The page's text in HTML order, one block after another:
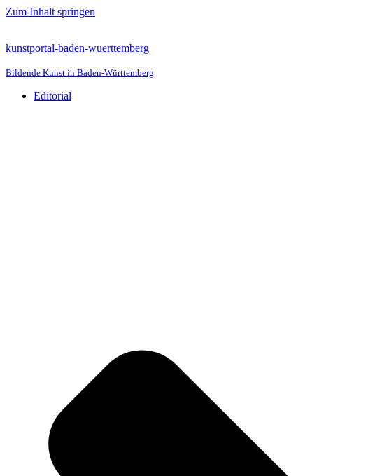
Zum Inhalt springen
kunstportal-baden-wuerttemberg
Bildende Kunst in Baden-Württemberg
Editorial